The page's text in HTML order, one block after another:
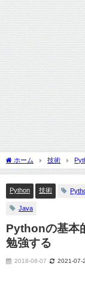
ホーム 技術
強する
Python 技術
Java
Pythonの基本
勉強する
2018-08-07 2021-07-